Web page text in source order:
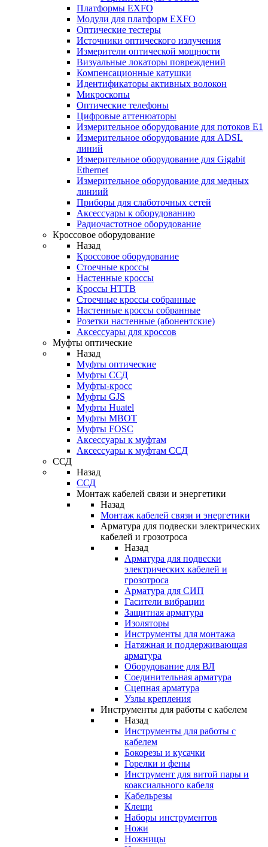
Платформы EXFO
Модули для платформ EXFO
Оптические тестеры
Источники оптического излучения
Измерители оптической мощности
Визуальные локаторы повреждений
Компенсационные катушки
Идентификаторы активных волокон
Микроскопы
Оптические телефоны
Цифровые аттенюаторы
Измерительное оборудование для потоков Е1
Измерительное оборудование для ADSL
линий
Измерительное оборудование для Gigabit
Ethernet
Измерительное оборудование для медных
линиий
Приборы для слаботочных сетей
Аксессуары к оборудованию
Радиочастотное оборудование
Кроссовое оборудование
Назад
Кроссовое оборудование
Стоечные кроссы
Настенные кроссы
Кроссы HTTB
Стоечные кроссы собранные
Настенные кроссы собранные
Розетки настенные (абонентские)
Аксессуары для кроссов
Муфты оптические
Назад
Муфты оптические
Муфты ССД
Муфты-кросс
Муфты GJS
Муфты Huatel
Муфты МВОТ
Муфты FOSC
Аксессуары к муфтам
Аксессуары к муфтам ССД
ССД
Назад
ССД
Монтаж кабелей связи и энергетики
Назад
Монтаж кабелей связи и энергетики
Арматура для подвески электрических
кабелей и грозотроса
Назад
Арматура для подвески
электрических кабелей и
грозотроса
Арматура для СИП
Гасители вибрации
Защитная арматура
Изоляторы
Инструменты для монтажа
Натяжная и поддерживающая
арматура
Оборудование для ВЛ
Соединительная арматура
Сцепная арматура
Узлы крепления
Инструменты для работы с кабелем
Назад
Инструменты для работы с
кабелем
Бокорезы и кусачки
Горелки и фены
Инструмент для витой пары и
коаксиального кабеля
Кабельрезы
Клещи
Наборы инструментов
Ножи
Ножницы